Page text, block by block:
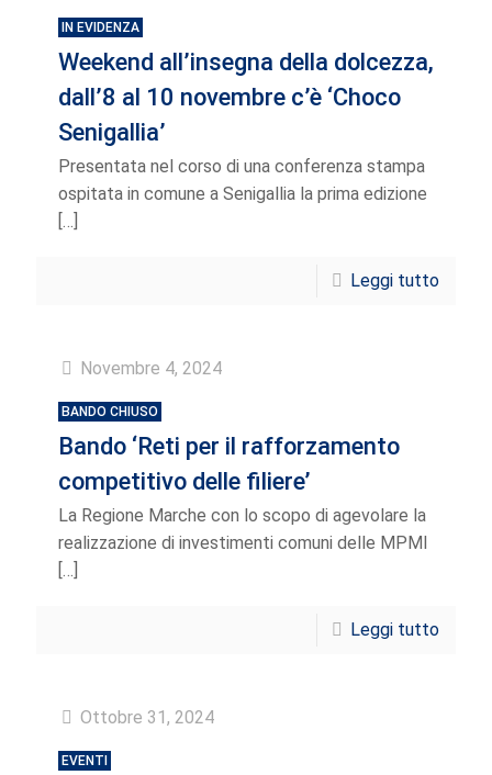
IN EVIDENZA
Weekend all’insegna della dolcezza,
dall’8 al 10 novembre c’è ‘Choco
Senigallia’
Presentata nel corso di una conferenza stampa
ospitata in comune a Senigallia la prima edizione
[…]
Leggi tutto
Novembre 4, 2024
BANDO CHIUSO
Bando ‘Reti per il rafforzamento
competitivo delle filiere’
La Regione Marche con lo scopo di agevolare la
realizzazione di investimenti comuni delle MPMI
[…]
Leggi tutto
Ottobre 31, 2024
EVENTI